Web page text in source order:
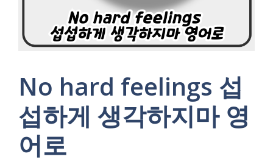
No hard feelings 섭
섭하게 생각하지마 영
어로